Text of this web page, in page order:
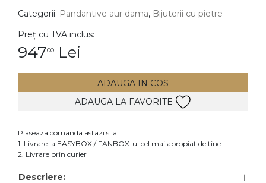
Inele
Cercei
Bratari
Lanturi
Pandantive
Accesorii
Categorii: Pandantive aur dama, Bijuterii cu pietre
Preț cu TVA inclus:
94700 Lei
ADAUGA IN COS
ADAUGA LA FAVORITE
Plaseaza comanda astazi si ai:
1. Livrare la EASYBOX / FANBOX-ul cel mai apropiat de tine
2. Livrare prin curier
Descriere: